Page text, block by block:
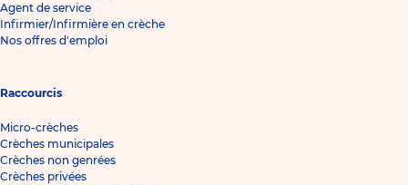
Agent de service
Infirmier/Infirmière en crèche
Nos offres d'emploi
Raccourcis
Micro-crèches
Crèches municipales
Crèches non genrées
Crèches privées